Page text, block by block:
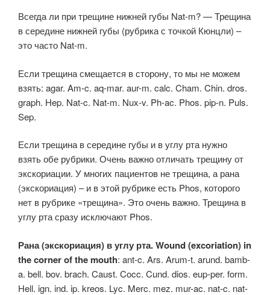
Всегда ли при трещине нижней губы Nat-m? — Трещина
в середине нижней губы (рубрика с точкой Кюнцли) –
это часто Nat-m.
Если трещина смещается в сторону, то мы не можем
взять: agar. Am-c. aq-mar. aur-m. calc. Cham. Chin. dros.
graph. Hep. Nat-c. Nat-m. Nux-v. Ph-ac. Phos. pip-n. Puls.
Sep.
Если трещина в середине губы и в углу рта нужно
взять обе рубрики. Очень важно отличать трещину от
экскориации. У многих пациентов не трещина, а рана
(экскориация) – и в этой рубрике есть Phos, которого
нет в рубрике «трещина». Это очень важно. Трещина в
углу рта сразу исключают Phos.
Рана (экскориация) в углу рта. Wound (excoriation) in
the corner of the mouth: ant-c. Ars. Arum-t. arund. bamb-
a. bell. bov. brach. Caust. Cocc. Cund. dios. eup-per. form.
Hell. ign. ind. ip. kreos. Lyc. Merc. mez. mur-ac. nat-c. nat-